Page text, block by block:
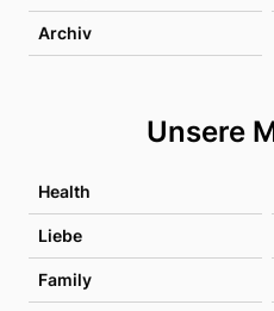
Archiv
Unsere
Health
Liebe
Family